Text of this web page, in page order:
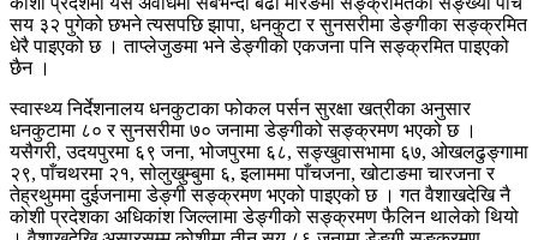
सय ३२ पुगेको छभने त्यसपछि झापा, धनकुटा र सुनसरीमा डेङ्गीका सङ्क्रमित
धेरै पाइएको छ । ताप्लेजुङमा भने डेङ्गीको एकजना पनि सङ्क्रमित पाइएको
छैन ।
स्वास्थ्य निर्देशनालय धनकुटाका फोकल पर्सन सुरक्षा खत्रीका अनुसार
धनकुटामा ८० र सुनसरीमा ७० जनामा डेङ्गीको सङ्क्रमण भएको छ ।
यसैगरी, उदयपुरमा ६९ जना, भोजपुरमा ६८, सङ्खुवासभामा ६७, ओखलढुङ्गामा
२९, पाँचथरमा २१, सोलुखुम्बुमा ६, इलाममा पाँचजना, खोटाङमा चारजना र
तेह्रथुममा दुईजनामा डेङ्गी सङ्क्रमण भएको पाइएको छ । गत वैशाखदेखि नै
कोशी प्रदेशका अधिकांश जिल्लामा डेङ्गीको सङ्क्रमण फैलिन थालेको थियो